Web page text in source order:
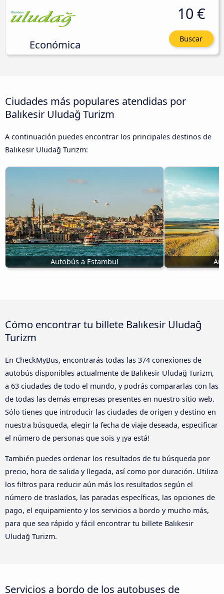
Económica
10 €
Buscar
Ciudades más populares atendidas por
Balıkesir Uludağ Turizm
A continuación puedes encontrar los principales destinos de
Balıkesir Uludağ Turizm:
Autobús a Estambul
Cómo encontrar tu billete Balıkesir Uludağ
Turizm
En CheckMyBus, encontrarás todas las 374 conexiones de
autobús disponibles actualmente de Balıkesir Uludağ Turizm,
a 63 ciudades de todo el mundo, y podrás compararlas con las
de todas las demás empresas presentes en nuestro sitio web.
Sólo tienes que introducir las ciudades de origen y destino en
nuestra búsqueda, elegir la fecha de viaje deseada, especificar
el número de personas que sois y ¡ya está!
También puedes ordenar los resultados de tu búsqueda por
precio, hora de salida y llegada, así como por duración. Utiliza
los filtros para reducir aún más los resultados según el
número de traslados, las paradas específicas, las opciones de
pago, el equipamiento y los servicios a bordo y mucho más,
para que sea rápido y fácil encontrar tu billete Balıkesir
Uludağ Turizm.
Servicios a bordo de los autobuses de